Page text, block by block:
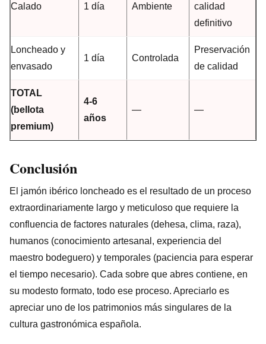
Calado 1 día Ambiente
calidad
definitivo
Loncheado y
envasado
1 día Controlada
Preservación
de calidad
TOTAL
(bellota
premium)
4-6
años
— —
Conclusión
El jamón ibérico loncheado es el resultado de un proceso
extraordinariamente largo y meticuloso que requiere la
confluencia de factores naturales (dehesa, clima, raza),
humanos (conocimiento artesanal, experiencia del
maestro bodeguero) y temporales (paciencia para esperar
el tiempo necesario). Cada sobre que abres contiene, en
su modesto formato, todo ese proceso. Apreciarlo es
apreciar uno de los patrimonios más singulares de la
cultura gastronómica española.